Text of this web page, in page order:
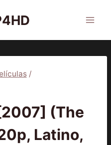
/
(The
Latino,